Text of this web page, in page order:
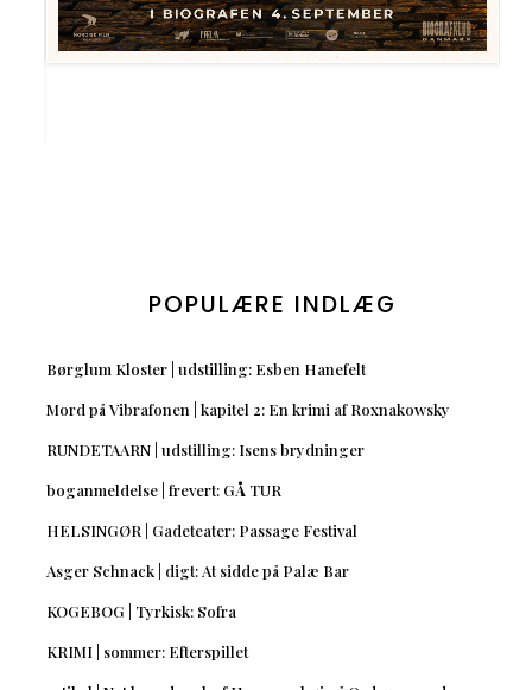
POPULÆRE INDLÆG
Børglum Kloster | udstilling: Esben Hanefelt
Mord på Vibrafonen | kapitel 2: En krimi af Roxnakowsky
RUNDETAARN | udstilling: Isens brydninger
boganmeldelse | frevert: GÅ TUR
HELSINGØR | Gadeteater: Passage Festival
Asger Schnack | digt: At sidde på Palæ Bar
KOGEBOG | Tyrkisk: Sofra
KRIMI | sommer: Efterspillet